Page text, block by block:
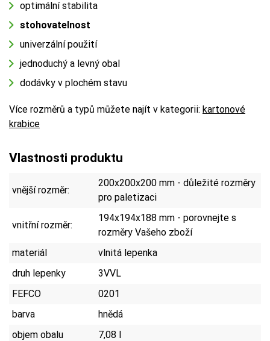
optimální stabilita
stohovatelnost
univerzální použití
jednoduchý a levný obal
dodávky v plochém stavu
Více rozměrů a typů můžete najít v kategorii: kartonové
krabice
Vlastnosti produktu
vnější rozměr:
200x200x200 mm - důležité rozměry
pro paletizaci
vnitřní rozměr:
194x194x188 mm - porovnejte s
rozměry Vašeho zboží
materiál
vlnitá lepenka
druh lepenky
3VVL
FEFCO
0201
barva
hnědá
objem obalu
7,08 l